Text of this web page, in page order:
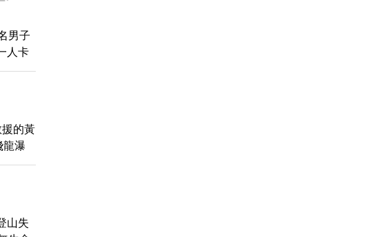
男子
人卡
客提
的黃
龍瀑
，不
山失